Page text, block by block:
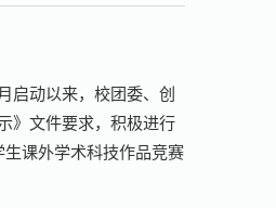
启动以来，校团委、创
》文件要求，积极进行
课外学术科技作品竞赛